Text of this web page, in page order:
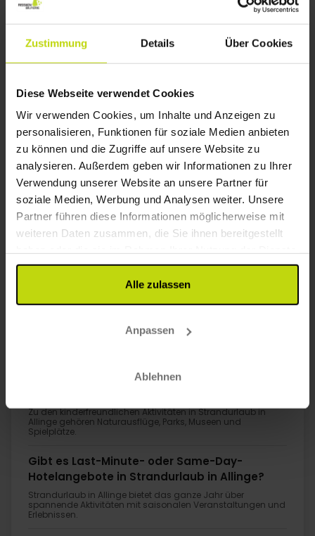
Zustimmung Details Über Cookies
Diese Webseite verwendet Cookies
Wir verwenden Cookies, um Inhalte und Anzeigen zu
personalisieren, Funktionen für soziale Medien anbieten
zu können und die Zugriffe auf unsere Website zu
analysieren. Außerdem geben wir Informationen zu Ihrer
Verwendung unserer Website an unsere Partner für
soziale Medien, Werbung und Analysen weiter. Unsere
Partner führen diese Informationen möglicherweise mit
weiteren Daten zusammen, die Sie ihnen bereitgestellt
gesammelt haben.
Alle zulassen
Anpassen
Ablehnen
100 m vom Strand entfernt
Hotel Klostergaarden
4.1 Sehr gut77 Bewertungen
Paket mit Frühstück
2x Übernachtungen
2x Frühstück m. Hausspezialitäten
2x Kaffee­­ rund um die Uhr
1x Weinstunde von 16.00- 17.00
∞ Historisches Hotel
Alles sehen, was enthalten ist
WENIG VERFÜGBARKEIT
Sep p. P.125,-
Gesamt 250,-
Okt p. P.113,-
Mehr anzeigen
1
Welche Hotels in Strandurlaub in Allinge
Zu den kinderfreundlichen Aktivitäten in Strandurlaub in
Allinge gehören Naturausflüge, Parks, Museen und
Spielplätze.
Gibt es Last-Minute- oder Same-Day-
Hotelangebote in Strandurlaub in Allinge?
Strandurlaub in Allinge bietet das ganze Jahr über
spannende Aktivitäten mit saisonalen Veranstaltungen und
Erlebnissen.